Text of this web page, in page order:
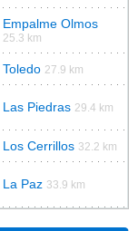
Empalme Olmos
25.3 km
Toledo 27.9 km
Las Piedras 29.4 km
Los Cerrillos 32.2 km
La Paz 33.9 km